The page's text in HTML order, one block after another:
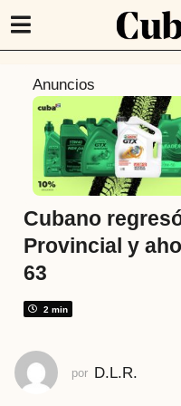
t
r
á
s
2
ñ
o
s
Anuncios
Cubano
Provincial y
63
2 min
por D.L.R.